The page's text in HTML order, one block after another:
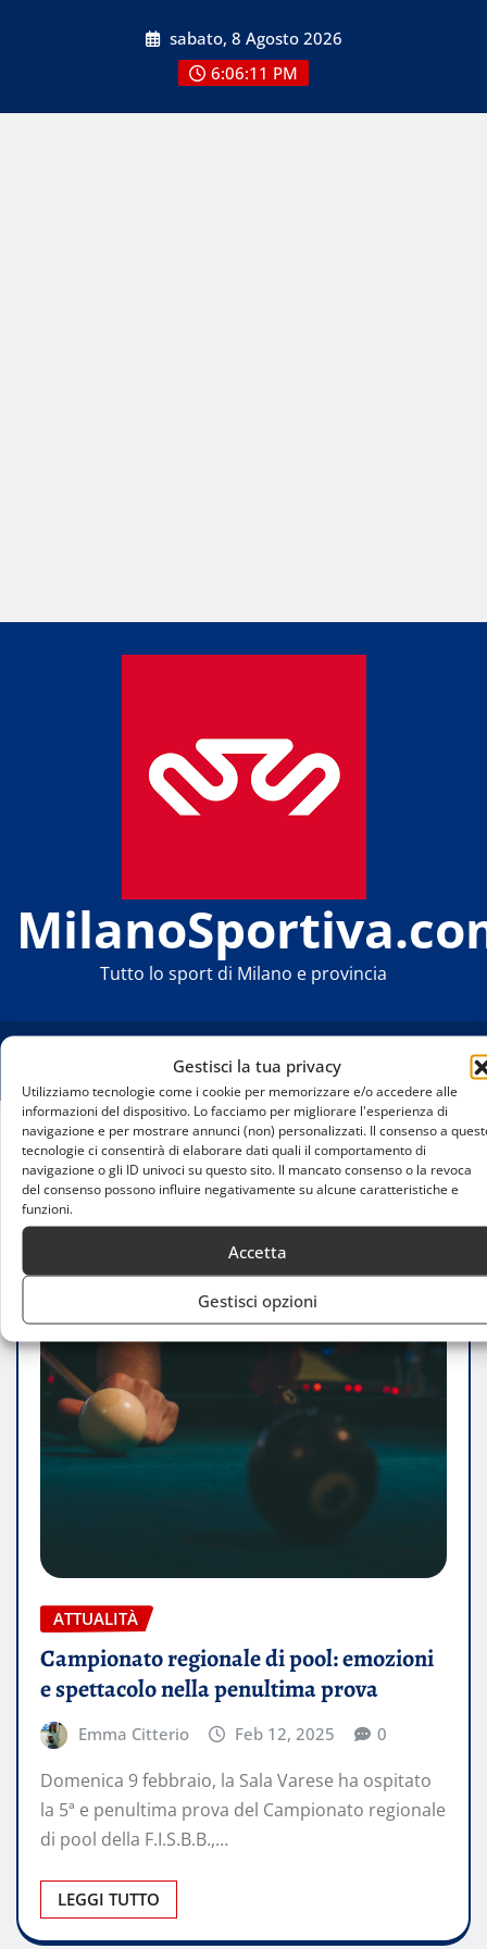
Gestisci la tua privacy
Utilizziamo tecnologie come i cookie per memorizzare e/o accedere alle
informazioni del dispositivo. Lo facciamo per migliorare l'esperienza di
navigazione e per mostrare annunci (non) personalizzati. Il consenso a
tecnologie ci consentirà di elaborare dati quali il comportamento di
navigazione o gli ID univoci su questo sito. Il mancato consenso o la revoca
del consenso possono influire negativamente su alcune caratteristiche e
funzioni.
Accetta
Gestisci opzioni
sabato, 8 Agosto 2026
6:06:11 PM
Tutto lo sport di Milano e provincia
Home
Campionato regionale di pool: emozioni e
spettacolo nella penultima prova
ATTUALITÀ
Campionato regionale di pool: emozioni
e spettacolo nella penultima prova
Emma Citterio Feb 12, 2025 0
Domenica 9 febbraio, la Sala Varese ha ospitato
la 5ª e penultima prova del Campionato regionale
di pool della F.I.S.B.B.,…
LEGGI TUTTO